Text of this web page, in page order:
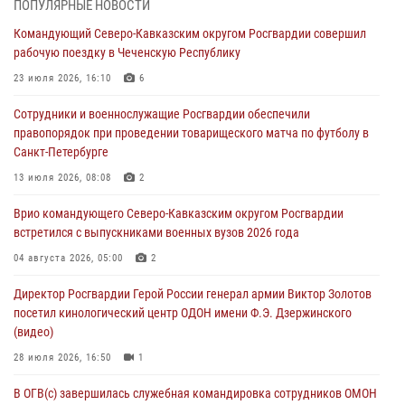
Кузбассе
08 августа 2026, 07:00
ограниченными возможностями здоровья (видео)
08 августа 2026, 06:32 1
Спецназ Росгвардии в Марий Эл почтил память товарища на
08 августа 2026, 06:15 9
День физкультурника в Уральском округе Росгвардии отметили
08 августа 2026, 06:03
ПОПУЛЯРНЫЕ НОВОСТИ
Командующий Северо-Кавказским округом Росгвардии совершил
рабочую поездку в Чеченскую Республику
23 июля 2026, 16:10 6
Сотрудники и военнослужащие Росгвардии обеспечили
правопорядок при проведении товарищеского матча по футболу в
Санкт-Петербурге
13 июля 2026, 08:08 2
Врио командующего Северо-Кавказским округом Росгвардии
встретился с выпускниками военных вузов 2026 года
04 августа 2026, 05:00 2
Директор Росгвардии Герой России генерал армии Виктор Золотов
посетил кинологический центр ОДОН имени Ф.Э. Дзержинского
(видео)
28 июля 2026, 16:50 1
В ОГВ(с) завершилась служебная командировка сотрудников ОМОН